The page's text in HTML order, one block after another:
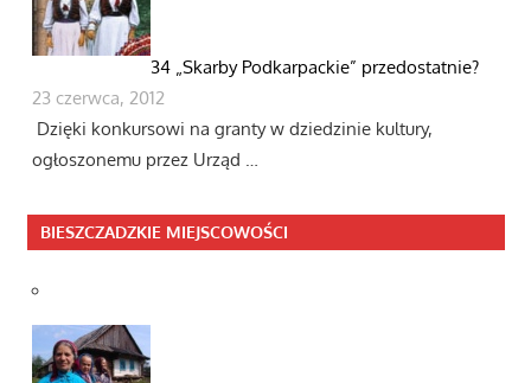
34 „Skarby Podkarpackie” przedostatnie?
23 czerwca, 2012
Dzięki konkursowi na granty w dziedzinie kultury,
ogłoszonemu przez Urząd …
BIESZCZADZKIE MIEJSCOWOŚCI